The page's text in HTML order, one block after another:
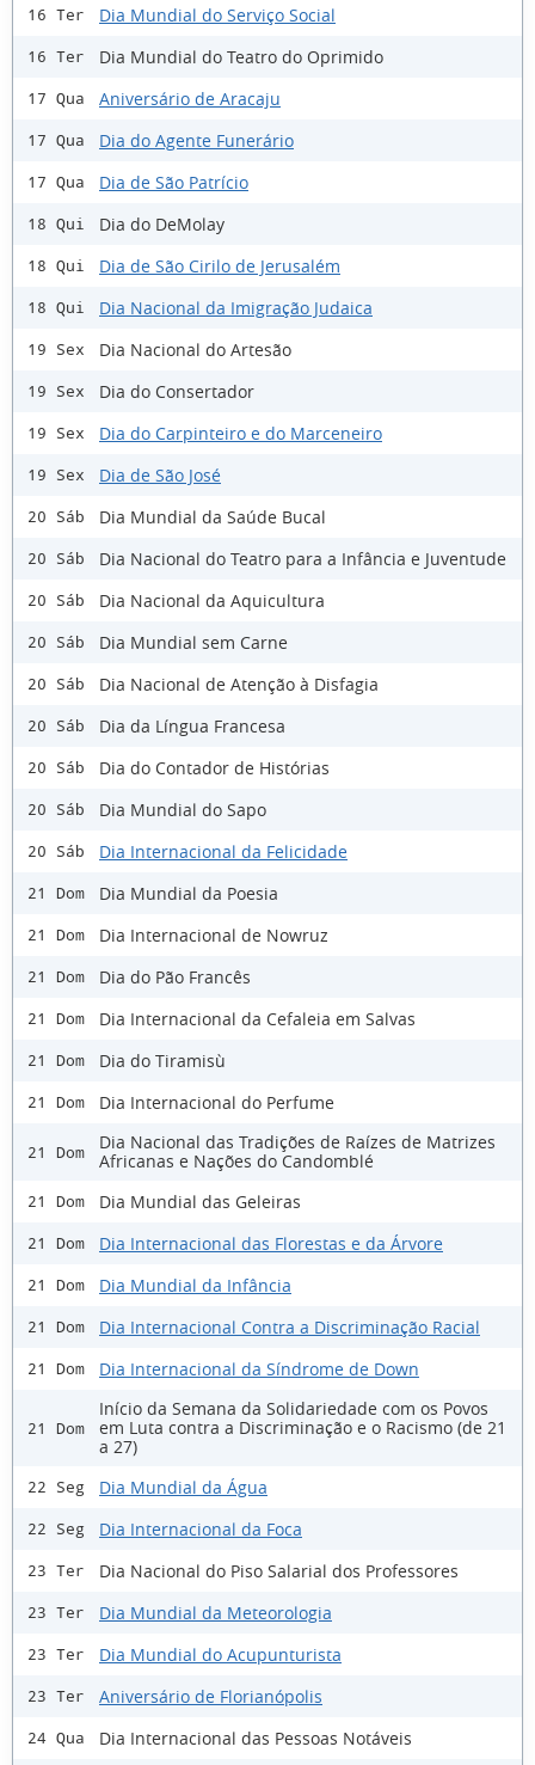
16 Ter Dia Mundial do Serviço Social
16 Ter Dia Mundial do Teatro do Oprimido
17 Qua Aniversário de Aracaju
17 Qua Dia do Agente Funerário
17 Qua Dia de São Patrício
18 Qui Dia do DeMolay
18 Qui Dia de São Cirilo de Jerusalém
18 Qui Dia Nacional da Imigração Judaica
19 Sex Dia Nacional do Artesão
19 Sex Dia do Consertador
19 Sex Dia do Carpinteiro e do Marceneiro
19 Sex Dia de São José
20 Sáb Dia Mundial da Saúde Bucal
20 Sáb Dia Nacional do Teatro para a Infância e Juventude
20 Sáb Dia Nacional da Aquicultura
20 Sáb Dia Mundial sem Carne
20 Sáb Dia Nacional de Atenção à Disfagia
20 Sáb Dia da Língua Francesa
20 Sáb Dia do Contador de Histórias
20 Sáb Dia Mundial do Sapo
20 Sáb Dia Internacional da Felicidade
21 Dom Dia Mundial da Poesia
21 Dom Dia Internacional de Nowruz
21 Dom Dia do Pão Francês
21 Dom Dia Internacional da Cefaleia em Salvas
21 Dom Dia do Tiramisù
21 Dom Dia Internacional do Perfume
21 Dom
Dia Nacional das Tradições de Raízes de Matrizes
Africanas e Nações do Candomblé
21 Dom Dia Mundial das Geleiras
21 Dom Dia Internacional das Florestas e da Árvore
21 Dom Dia Mundial da Infância
21 Dom Dia Internacional Contra a Discriminação Racial
21 Dom Dia Internacional da Síndrome de Down
21 Dom
Início da Semana da Solidariedade com os Povos
em Luta contra a Discriminação e o Racismo (de 21
a 27)
22 Seg Dia Mundial da Água
22 Seg Dia Internacional da Foca
23 Ter Dia Nacional do Piso Salarial dos Professores
23 Ter Dia Mundial da Meteorologia
23 Ter Dia Mundial do Acupunturista
23 Ter Aniversário de Florianópolis
24 Qua Dia Internacional das Pessoas Notáveis